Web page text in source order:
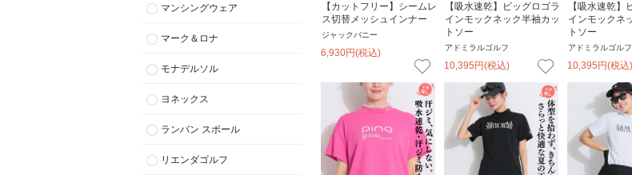
マンシングウェア
マーク＆ロナ
モナデルソル
ヨネックス
ランバン スポール
リエンダゴルフ
【カットフリー】シームレ
ス切替メッシュインナー
ジャックバニー
6,930円(税込)
【吸水速乾】ビッグロゴラ
インモックネック半袖カッ
トソー
アドミラルゴルフ
10,395円(税込)
【吸水速乾】
インモックネ
トソー
アドミラルゴルフ
10,395円(税込)